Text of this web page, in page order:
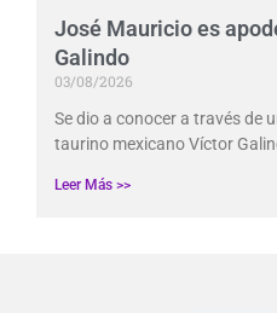
José Mauricio es
Galindo
03/08/2026
Se dio a conocer a través de
taurino mexicano Víctor
Leer Más >>